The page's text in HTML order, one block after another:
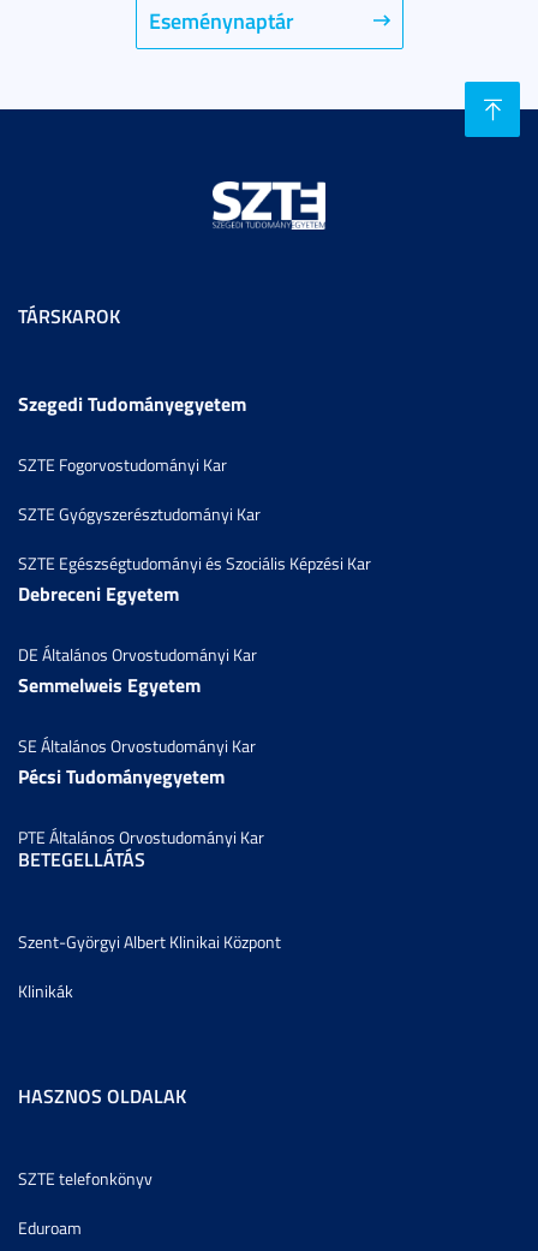
Eseménynaptár
TÁRSKAROK
Szegedi Tudományegyetem
SZTE Fogorvostudományi Kar
SZTE Gyógyszerésztudományi Kar
SZTE Egészségtudományi és Szociális Képzési Kar
Debreceni Egyetem
DE Általános Orvostudományi Kar
Semmelweis Egyetem
SE Általános Orvostudományi Kar
Pécsi Tudományegyetem
PTE Általános Orvostudományi Kar
BETEGELLÁTÁS
Szent-Györgyi Albert Klinikai Központ
Klinikák
HASZNOS OLDALAK
SZTE telefonkönyv
Eduroam